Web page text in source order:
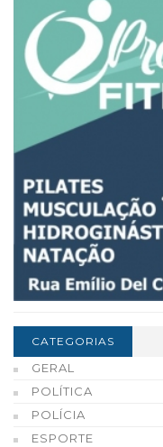
CATEGORIAS
GERAL
POLÍTICA
POLÍCIA
ESPORTE